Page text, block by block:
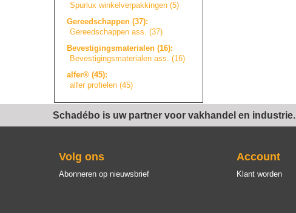
Spurlux winkelverpakkingen (5)
Gereedschappen (37):
Gereedschappen ass. (37)
Bevestigingsmaterial en (16):
Bevestigingsmaterialen ass. (16)
alfer® (45):
alfer profielen (45)
Schadébo is uw partner voor vakhandel en industrie.
Volg ons
Abonneren op nieuwsbrief
Account
Klant worden